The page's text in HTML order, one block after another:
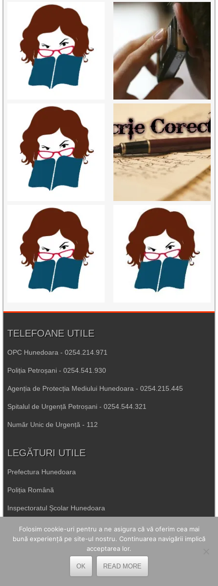
TELEFOANE UTILE
OPC Hunedoara - 0254.214.971
Poliția Petroșani - 0254.541.930
Agenția de Protecția Mediului Hunedoara - 0254.215.445
Spitalul de Urgență Petroșani - 0254.544.321
Număr Unic de Urgență - 112
LEGĂTURI UTILE
Prefectura Hunedoara
Poliția Română
Inspectoratul Școlar Hunedoara
Consiliul Județean Hunedoara
Primăria Petrila
Folosim cookie-uri pentru a ne asigura că vă oferim cea mai
bună experiență pe site-ul nostru. Continuarea navigării implică
acceptarea lor.
OK READ MORE